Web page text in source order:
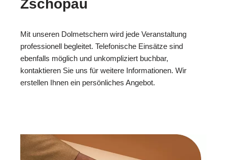
Zschopau
Mit unseren Dolmetschern wird jede Veranstaltung
professionell begleitet. Telefonische Einsätze sind
ebenfalls möglich und unkompliziert buchbar,
kontaktieren Sie uns für weitere Informationen. Wir
erstellen Ihnen ein persönliches Angebot.